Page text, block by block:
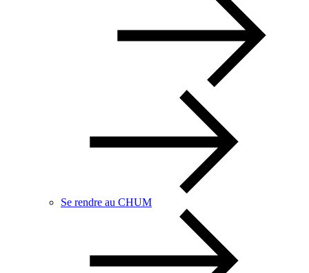
Se rendre au CHUM